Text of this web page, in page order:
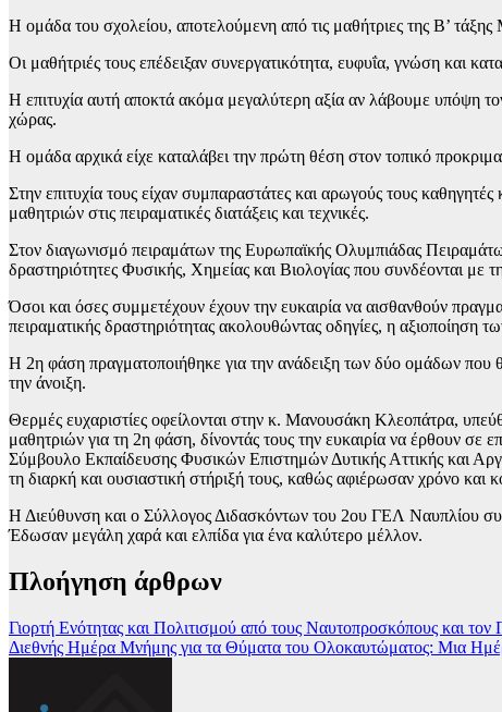
Η ομάδα του σχολείου, αποτελούμενη από τις μαθήτριες της Β’
Οι μαθήτριές τους επέδειξαν συνεργατικότητα, ευφυΐα, γνώση και
Η επιτυχία αυτή αποκτά ακόμα μεγαλύτερη αξία αν λάβουμε υπόψη
χώρας.
Η ομάδα αρχικά είχε καταλάβει την πρώτη θέση στον τοπικό
Στην επιτυχία τους είχαν συμπαραστάτες και αρωγούς τους
μαθητριών στις πειραματικές διατάξεις και τεχνικές.
Στον διαγωνισμό πειραμάτων της Ευρωπαϊκής Ολυμπιάδας
δραστηριότητες Φυσικής, Χημείας και Βιολογίας που συνδέονται με
Όσοι και όσες συμμετέχουν έχουν την ευκαιρία να αισθανθούν
πειραματικής δραστηριότητας ακολουθώντας οδηγίες, η
Η 2η φάση πραγματοποιήθηκε για την ανάδειξη των δύο ομάδων
την άνοιξη.
Θερμές ευχαριστίες οφείλονται στην κ. Μανουσάκη Κλεοπάτρα,
μαθητριών για τη 2η φάση, δίνοντάς τους την ευκαιρία να έρθουν
Σύμβουλο Εκπαίδευσης Φυσικών Επιστημών Δυτικής Αττικής και
τη διαρκή και ουσιαστική στήριξή τους, καθώς αφιέρωσαν χρόνο
Η Διεύθυνση και ο Σύλλογος Διδασκόντων του 2ου ΓΕΛ Ναυπλίου
Έδωσαν μεγάλη χαρά και ελπίδα για ένα καλύτερο μέλλον.
Πλοήγηση άρθρων
Γιορτή Ενότητας και Πολιτισμού από τους Ναυτοπροσκόπους και τον
Διεθνής Ημέρα Μνήμης για τα Θύματα του Ολοκαυτώματος: Μια